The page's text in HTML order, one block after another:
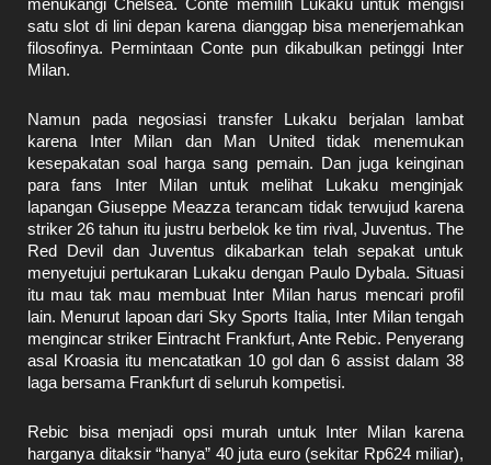
menukangi Chelsea. Conte memilih Lukaku untuk mengisi
satu slot di lini depan karena dianggap bisa menerjemahkan
filosofinya. Permintaan Conte pun dikabulkan petinggi Inter
Milan.
Namun pada negosiasi transfer Lukaku berjalan lambat
karena Inter Milan dan Man United tidak menemukan
kesepakatan soal harga sang pemain. Dan juga keinginan
para fans Inter Milan untuk melihat Lukaku menginjak
lapangan Giuseppe Meazza terancam tidak terwujud karena
striker 26 tahun itu justru berbelok ke tim rival, Juventus. The
Red Devil dan Juventus dikabarkan telah sepakat untuk
menyetujui pertukaran Lukaku dengan Paulo Dybala. Situasi
itu mau tak mau membuat Inter Milan harus mencari profil
lain. Menurut lapoan dari Sky Sports Italia, Inter Milan tengah
mengincar striker Eintracht Frankfurt, Ante Rebic. Penyerang
asal Kroasia itu mencatatkan 10 gol dan 6 assist dalam 38
laga bersama Frankfurt di seluruh kompetisi.
Rebic bisa menjadi opsi murah untuk Inter Milan karena
harganya ditaksir “hanya” 40 juta euro (sekitar Rp624 miliar),